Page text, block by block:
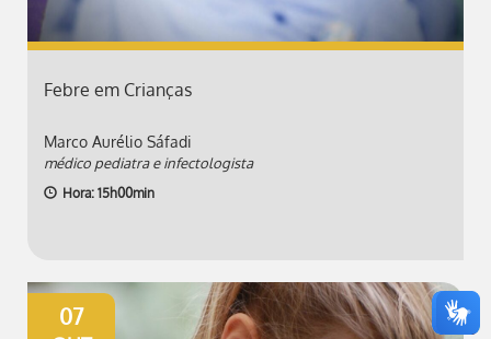
Febre em Crianças
Marco Aurélio Sáfadi
médico pediatra e infectologista
Hora: 15h00min
07